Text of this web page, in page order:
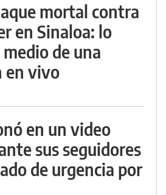
mortal contra
en Sinaloa: lo
de una
en vivo
en un video
sus seguidores
de urgencia por